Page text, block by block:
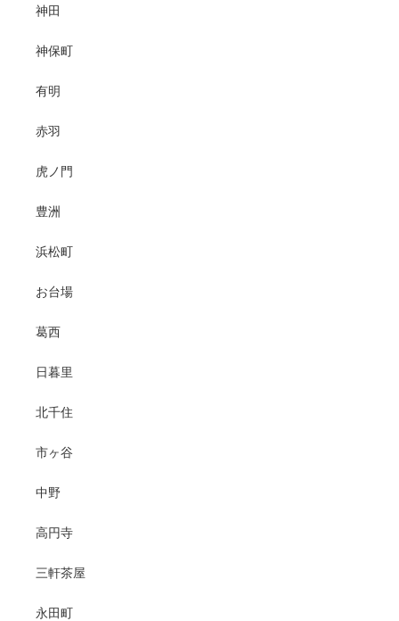
神田
神保町
有明
赤羽
虎ノ門
豊洲
浜松町
お台場
葛西
日暮里
北千住
市ヶ谷
中野
高円寺
三軒茶屋
永田町